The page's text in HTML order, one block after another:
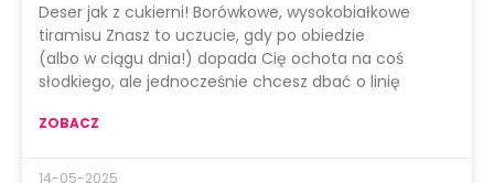
Deser jak z cukierni! Borówkowe, wysokobiałkowe
tiramisu Znasz to uczucie, gdy po obiedzie
(albo w ciągu dnia!) dopada Cię ochota na coś
słodkiego, ale jednocześnie chcesz dbać o linię
ZOBACZ
14-05-2025